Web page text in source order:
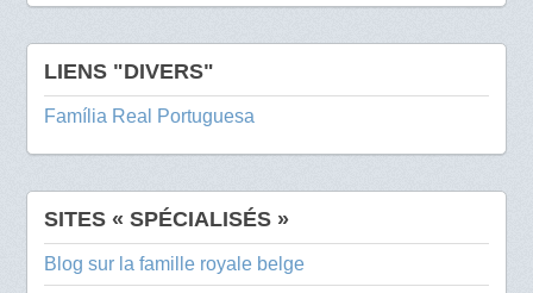
LIENS "DIVERS"
Família Real Portuguesa
SITES « SPÉCIALISÉS »
Blog sur la famille royale belge